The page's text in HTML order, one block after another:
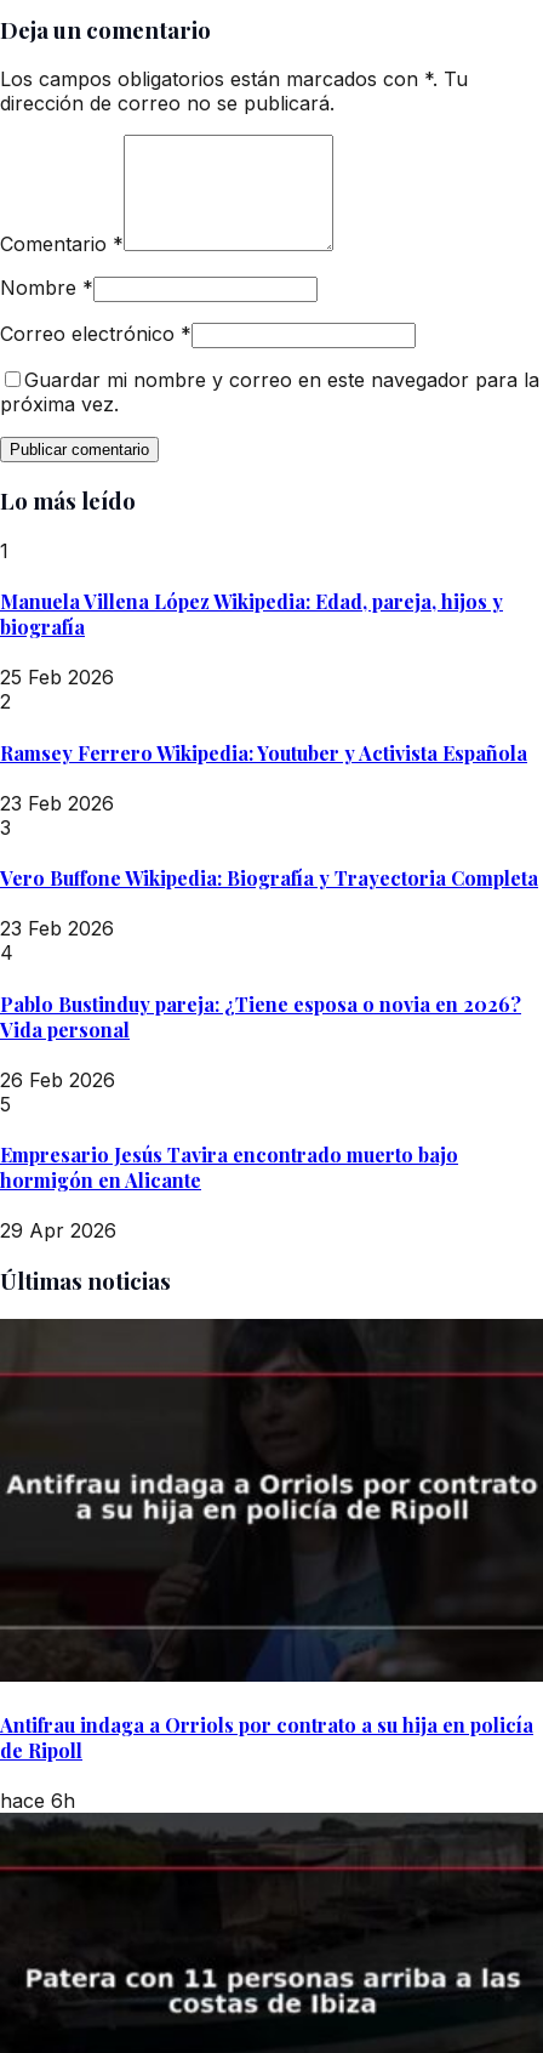
Deja un comentario
Los campos obligatorios están marcados con *. Tu
dirección de correo no se publicará.
Comentario *
Nombre *
Correo electrónico *
Guardar mi nombre y correo en este navegador para la
próxima vez.
Lo más leído
1
Manuela Villena López Wikipedia: Edad, pareja, hijos y
biografía
25 Feb 2026
2
Ramsey Ferrero Wikipedia: Youtuber y Activista Española
23 Feb 2026
3
Vero Buffone Wikipedia: Biografía y Trayectoria Completa
23 Feb 2026
4
Pablo Bustinduy pareja: ¿Tiene esposa o novia en 2026?
Vida personal
26 Feb 2026
5
Empresario Jesús Tavira encontrado muerto bajo
hormigón en Alicante
29 Apr 2026
Últimas noticias
Antifrau indaga a Orriols por contrato a su hija en policía
de Ripoll
hace 6h